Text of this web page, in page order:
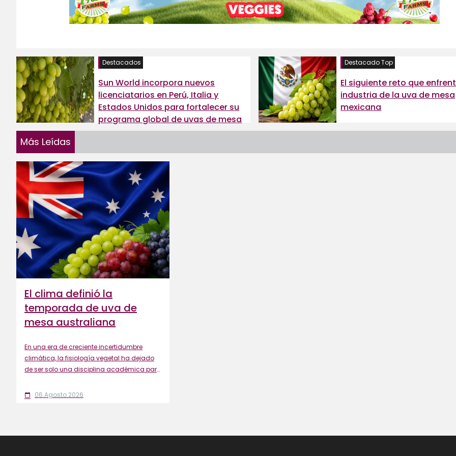
Destacados
Sun World incorpora nuevos
licenciatarios en Perú, Italia y
Estados Unidos para fortalecer su
programa global de uvas de mesa
Destacado Top
El siguiente reto que
industria de la uva de mesa
mexicana
Más Leídas
El clima definió la
temporada de uva de
mesa australiana
En una era de creciente incertidumbre
climática, la fisiología vegetal ha dejado
de ser solo una disciplina académica para
que permite mejorar el manejo de los
calendar_today 06 Agosto 2026